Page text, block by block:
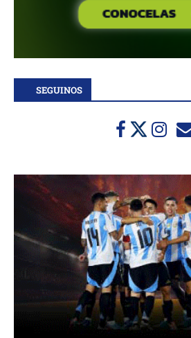
SEGUINOS